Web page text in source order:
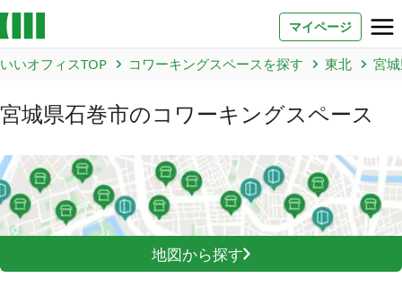
マイページ
よくあるご質問
法人での利用
いいオフィス（コワーキングスペース）
いいオフィスTOP コワーキングスペースを探す 東北 宮
宮城県石巻市のコワーキングスペース
地図から探す